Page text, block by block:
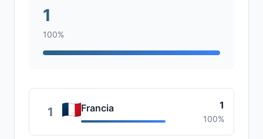
1
100%
1 Francia 1
100%